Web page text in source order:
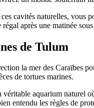
cavités naturelles, vous
après une matinée
de Tulum
la mer des Caraïbes
de tortues marines.
aquarium naturel
entendu les règles de